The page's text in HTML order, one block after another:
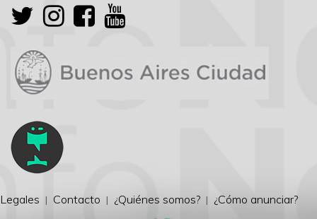
Legales Contacto ¿Quiénes somos? ¿Cómo anunciar?